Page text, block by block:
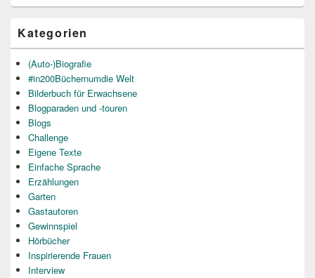
Kategorien
(Auto-)Biografie
#in200Büchernumdie Welt
Bilderbuch für Erwachsene
Blogparaden und -touren
Blogs
Challenge
Eigene Texte
Einfache Sprache
Erzählungen
Garten
Gastautoren
Gewinnspiel
Hörbücher
Inspirierende Frauen
Interview